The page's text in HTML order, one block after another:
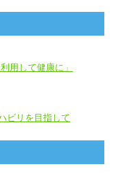
用して健康に」
ビリを目指して